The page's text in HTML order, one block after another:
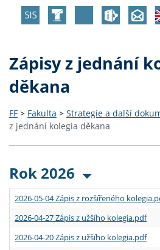
Zápisy z jednání
děkana
FF > Fakulta > Strategie a další
z jednání kolegia děkana
Rok 2026
2026-05-04 Zápis z rozšířeného
2026-04-27 Zápis z užšího kolegia.pdf
2026-04-20 Zápis z užšího kolegia.pdf